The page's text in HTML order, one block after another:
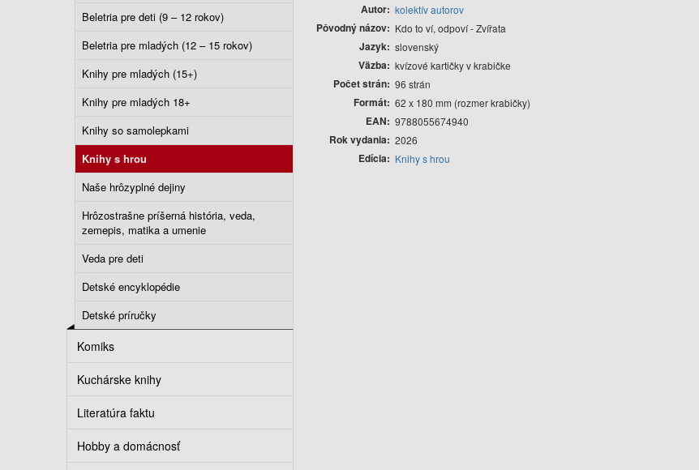
Beletria pre deti (9 – 12 rokov)
Beletria pre mladých (12 – 15 rokov)
Knihy pre mladých (15+)
Knihy pre mladých 18+
Knihy so samolepkami
Knihy s hrou
Naše hrôzyplné dejiny
Hrôzostrašne príšerná história, veda,
zemepis, matika a umenie
Veda pre deti
Detské encyklopédie
Detské príručky
Komiks
Kuchárske knihy
Literatúra faktu
Hobby a domácnosť
Autor kolektív autorov
Pôvodný názov Kdo to ví, odpoví - Zvířata
Jazyk slovenský
Väzba kvízové kartičky v krabičke
Počet strán 96 strán
Formát 62 x 180 mm (rozmer krabičky)
EAN 9788055674940
Rok vydania 2026
Edícia Knihy s hrou